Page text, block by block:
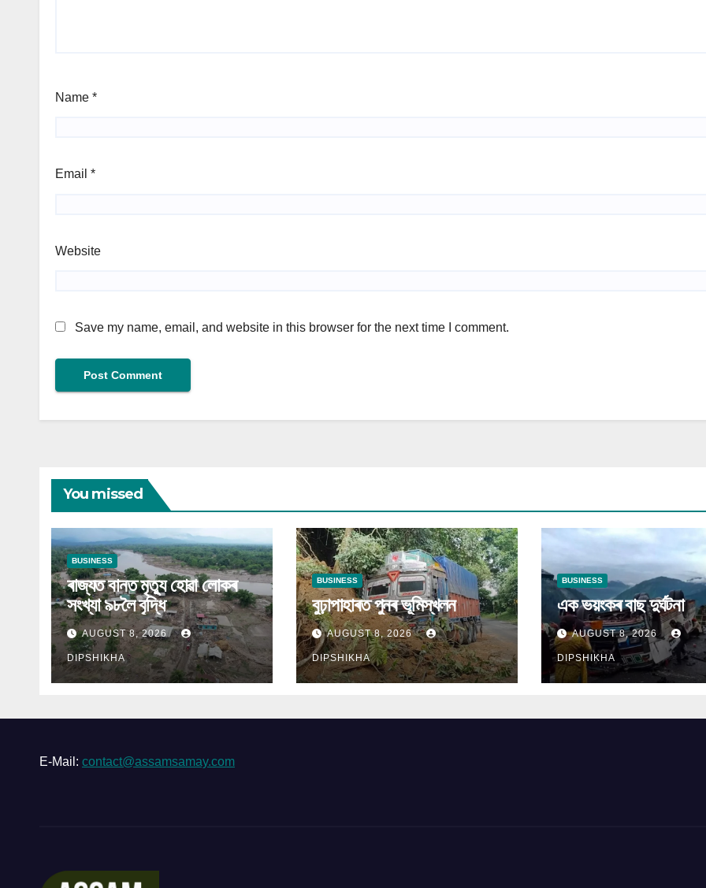
Name *
Email *
Website
Save my name, email, and website in this browser for the next time I comment.
You missed
BUSINESS
ৰাজ্যত বানত মৃত্যু হোৱা লোকৰ
সংখ্যা ৯৮লৈ বৃদ্ধি
AUGUST 8, 2026
DIPSHIKHA
BUSINESS
বুঢ়াপাহাৰত পুনৰ ভূমিস্খলন
AUGUST 8, 2026
DIPSHIKHA
BUSINESS
এক ভয়ংকৰ বাছ দুৰ্ঘটনা
AUGUST 8, 2026
DIPSHIKHA
E-Mail: contact@assamsamay.com